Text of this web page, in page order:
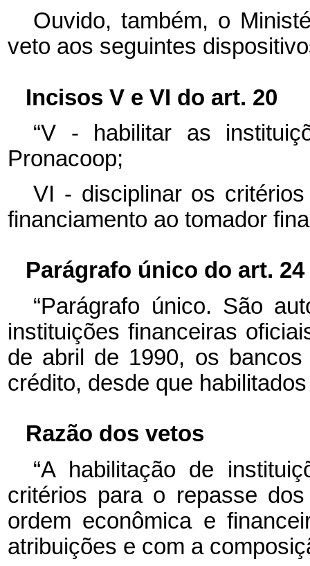
Ouvido, também, o
veto aos seguintes
Incisos V e VI do art. 20
“V - habilitar as
Pronacoop;
VI - disciplinar os
financiamento ao tomador
Parágrafo único do art. 24
“Parágrafo único. São
instituições financeiras
de abril de 1990, os
crédito, desde que
Razão dos vetos
“A habilitação de
critérios para o repasse
ordem econômica e
atribuições e com a